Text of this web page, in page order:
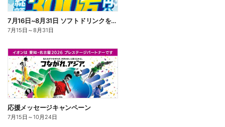
7月16日~8月31日 ソフトドリンクを買って当てよう!
7月15日 ～8月31日
応援メッセージキャンペーン
7月15日 ～10月24日